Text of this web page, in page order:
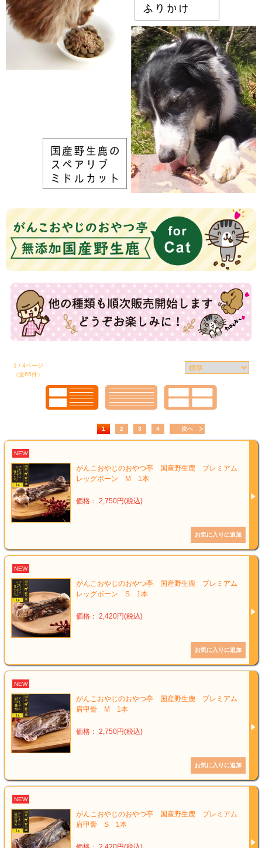
1 / 4ページ
（全65件）
1 2 3 4 次へ
NEW
がんこおやじのおやつ亭 国産野生鹿 プレミアム
レッグボーン M 1本
価格： 2,750円(税込)
NEW
がんこおやじのおやつ亭 国産野生鹿 プレミアム
レッグボーン S 1本
価格： 2,420円(税込)
NEW
がんこおやじのおやつ亭 国産野生鹿 プレミアム
肩甲骨 M 1本
価格： 2,750円(税込)
NEW
がんこおやじのおやつ亭 国産野生鹿 プレミアム
肩甲骨 S 1本